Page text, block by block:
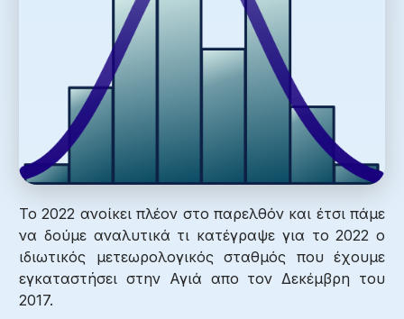
Το 2022 ανοίκει πλέον στο παρελθόν και έτσι πάμε
να δούμε αναλυτικά τι κατέγραψε για το 2022 ο
ιδιωτικός μετεωρολογικός σταθμός που έχουμε
εγκαταστήσει στην Αγιά απο τον Δεκέμβρη του
2017.